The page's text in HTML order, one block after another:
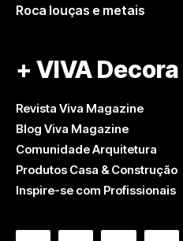
Roca louças e metais
+ VIVA Decora
Revista Viva Magazine
Blog Viva Magazine
Comunidade Arquitetura
Produtos Casa & Construção
Inspire-se com Profissionais